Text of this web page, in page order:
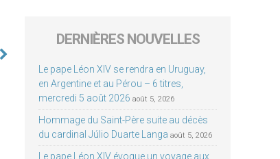
DERNIÈRES NOUVELLES
Le pape Léon XIV se rendra en Uruguay,
en Argentine et au Pérou – 6 titres,
mercredi 5 août 2026 août 5, 2026
Hommage du Saint-Père suite au décès
du cardinal Júlio Duarte Langa août 5, 2026
Le pape Léon XIV évoque un voyage aux